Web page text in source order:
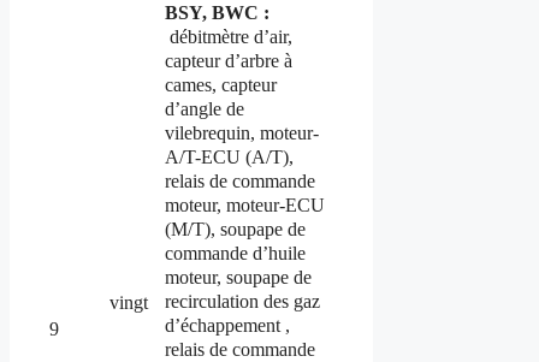
9
vingt
BSY, BWC :
débitmètre d’air,
capteur d’arbre à
cames, capteur
d’angle de
vilebrequin, moteur-
A/T-ECU (A/T),
relais de commande
moteur, moteur-ECU
(M/T), soupape de
commande d’huile
moteur, soupape de
recirculation des gaz
d’échappement ,
relais de commande